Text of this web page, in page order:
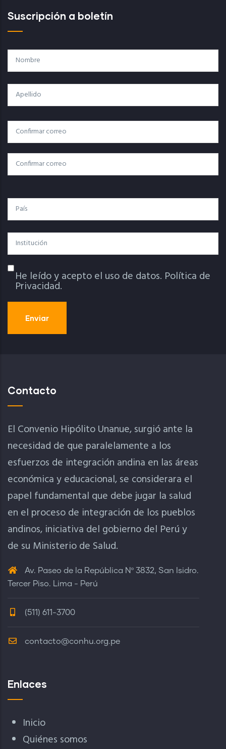
Suscripción a boletín
Nombre
Apellido
Correo
Electrónico
Correo Electrónico
Confirmar Correo
País
Institución
Política De Privacidad
He leído y acepto el uso de datos. Política de
Privacidad.
Contacto
El Convenio Hipólito Unanue, surgió ante la
necesidad de que paralelamente a los
esfuerzos de integración andina en las áreas
económica y educacional, se considerara el
papel fundamental que debe jugar la salud
en el proceso de integración de los pueblos
andinos, iniciativa del gobierno del Perú y
de su Ministerio de Salud.
Av. Paseo de la República Nº 3832, San Isidro.
Tercer Piso. Lima - Perú
(511) 611-3700
contacto@conhu.org.pe
Enlaces
Inicio
Quiénes somos